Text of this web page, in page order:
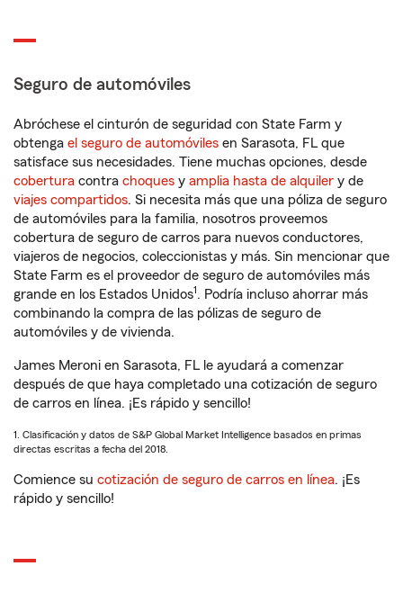
Seguro de automóviles
Abróchese el cinturón de seguridad con State Farm y
obtenga el seguro de automóviles en Sarasota, FL que
satisface sus necesidades. Tiene muchas opciones, desde
cobertura contra choques y amplia hasta de alquiler y de
viajes compartidos. Si necesita más que una póliza de seguro
de automóviles para la familia, nosotros proveemos
cobertura de seguro de carros para nuevos conductores,
viajeros de negocios, coleccionistas y más. Sin mencionar que
State Farm es el proveedor de seguro de automóviles más
grande en los Estados Unidos1. Podría incluso ahorrar más
combinando la compra de las pólizas de seguro de
automóviles y de vivienda.
James Meroni en Sarasota, FL le ayudará a comenzar
después de que haya completado una cotización de seguro
de carros en línea. ¡Es rápido y sencillo!
1. Clasificación y datos de S&P Global Market Intelligence basados en primas
directas escritas a fecha del 2018.
Comience su cotización de seguro de carros en línea. ¡Es
rápido y sencillo!